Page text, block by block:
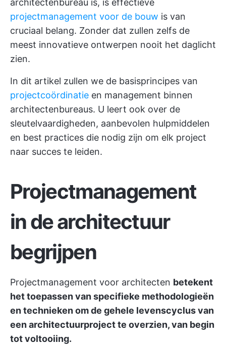
architectenbureau is, is effectieve
projectmanagement voor de bouw is van
cruciaal belang. Zonder dat zullen zelfs de
meest innovatieve ontwerpen nooit het daglicht
zien.
In dit artikel zullen we de basisprincipes van
projectcoördinatie en management binnen
architectenbureaus. U leert ook over de
sleutelvaardigheden, aanbevolen hulpmiddelen
en best practices die nodig zijn om elk project
naar succes te leiden.
Projectmanagement
in de architectuur
begrijpen
Projectmanagement voor architecten betekent
het toepassen van specifieke methodologieën
en technieken om de gehele levenscyclus van
een architectuurproject te overzien, van begin
tot voltooiing.